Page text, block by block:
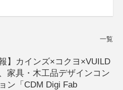
一覧
報】カインズ×コクヨ×VUILD
家具・木工品デザインコン
ン「CDM Digi Fab